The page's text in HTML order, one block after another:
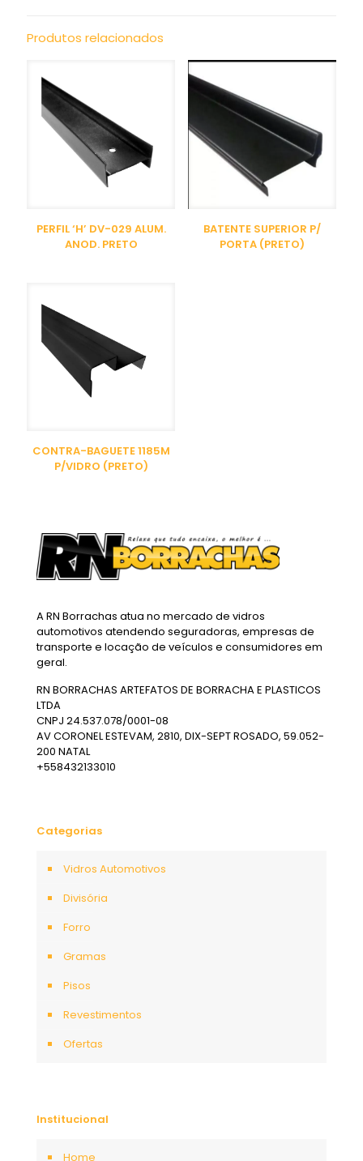
Produtos relacionados
PERFIL ‘H’ DV-029 ALUM.
ANOD. PRETO
BATENTE SUPERIOR P/
PORTA (PRETO)
CONTRA-BAGUETE 1185M
P/VIDRO (PRETO)
A RN Borrachas atua no mercado de vidros
automotivos atendendo seguradoras, empresas de
transporte e locação de veículos e consumidores em
geral.
RN BORRACHAS ARTEFATOS DE BORRACHA E PLASTICOS
LTDA
CNPJ 24.537.078/0001-08
AV CORONEL ESTEVAM, 2810, DIX-SEPT ROSADO, 59.052-
200 NATAL
+558432133010
Categorias
Vidros Automotivos
Divisória
Forro
Gramas
Pisos
Revestimentos
Ofertas
Institucional
Home